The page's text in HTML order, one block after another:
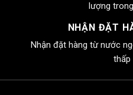
lượng
NHẬN ĐẶT
Nhận đặt hàng từ nước
thấp